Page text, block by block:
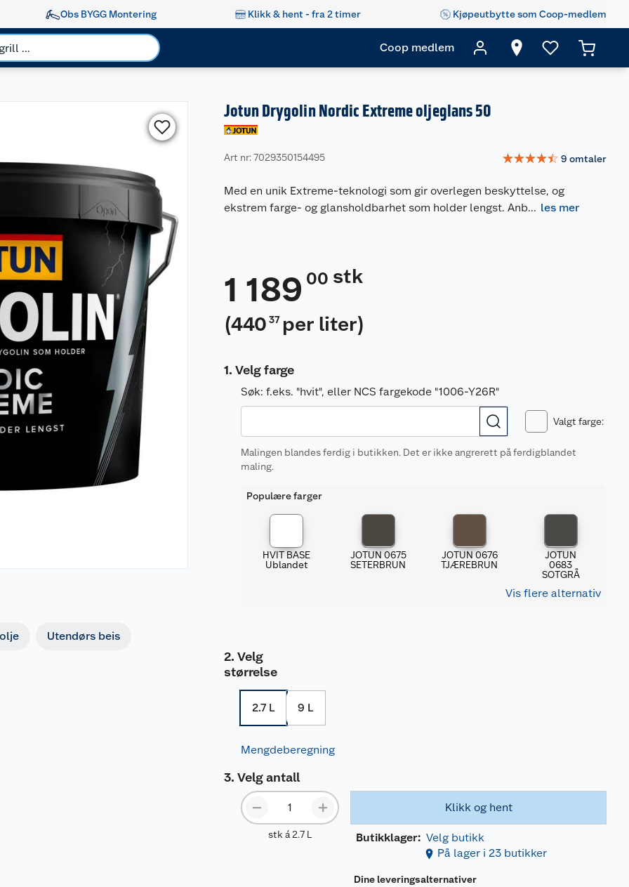
Obs BYGG Montering Klikk & hent - fra 2 timer Kjøpeutbytte som Coop-medlem
Coop medlem
Utendørs beis
Jotun Drygolin Nordic Extreme oljeglans 50
Art nr: 7029350154495 ☆☆☆☆☆ 9 omtaler
Med en unik Extreme-teknologi som gir overlegen beskyttelse, og
ekstrem farge- og glansholdbarhet som holder lengst. Anb... les mer
1 189 00 stk
(440 37 per liter)
Velg farge
Søk: f.eks. "hvit", eller NCS fargekode "1006-Y26R"
Valgt farge:
Malingen blandes ferdig i butikken. Det er ikke angrerett på ferdigblandet
maling.
Populære farger
HVIT BASE
Ublandet
JOTUN 0675
SETERBRUN
JOTUN 0676
TJÆREBRUN
JOTUN
0683
SOTGRÅ
Vis flere alternativ
Velg
størrelse
2.7 L 9 L
Mengdeberegning
Velg antall
stk á 2.7 L
Klikk og hent
Butikklager: Velg butikk
På lager i 23 butikker
Dine leveringsalternativer